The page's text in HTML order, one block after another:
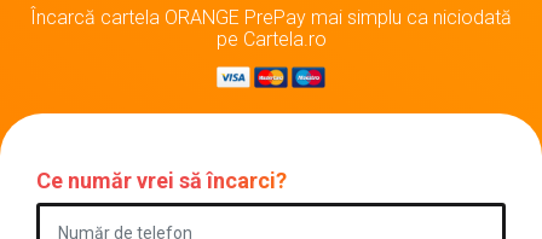
Încarcă cartela ORANGE PrePay mai simplu ca niciodată
pe Cartela.ro
Ce număr vrei să încarci?